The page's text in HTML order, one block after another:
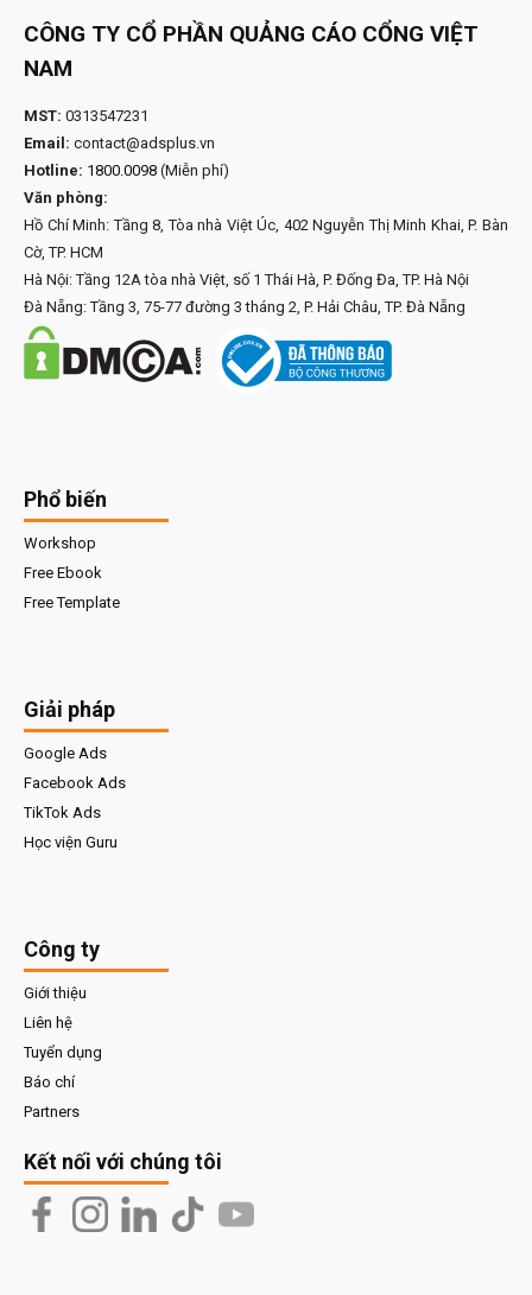
CÔNG TY CỔ PHẦN QUẢNG CÁO CỔNG VIỆT
NAM
MST: 0313547231
Email: contact@adsplus.vn
Hotline: 1800.0098 (Miễn phí)
Văn phòng:
Hồ Chí Minh: Tầng 8, Tòa nhà Việt Úc, 402 Nguyễn Thị Minh Khai, P. Bàn
Cờ, TP. HCM
Hà Nội: Tầng 12A tòa nhà Việt, số 1 Thái Hà, P. Đống Đa, TP. Hà Nội
Đà Nẵng: Tầng 3, 75-77 đường 3 tháng 2, P. Hải Châu, TP. Đà Nẵng
Phổ biến
Workshop
Free Ebook
Free Template
Giải pháp
Google Ads
Facebook Ads
TikTok Ads
Học viện Guru
Công ty
Giới thiệu
Liên hệ
Tuyển dụng
Báo chí
Partners
Kết nối với chúng tôi